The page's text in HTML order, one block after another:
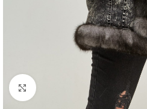
Click to enlarge